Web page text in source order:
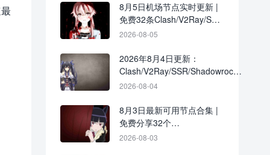
8月5日机场节点实时更新 |
免费32条Clash/V2Ray/SSR
订阅链接分享
2026-08-05
2026年8月4日更新：
Clash/V2Ray/SSR/Shadowrocket
共39条免费节点
2026-08-04
8月3日最新可用节点合集 |
免费分享32个
Clash/V2Ray/SSR订阅链接
2026-08-03